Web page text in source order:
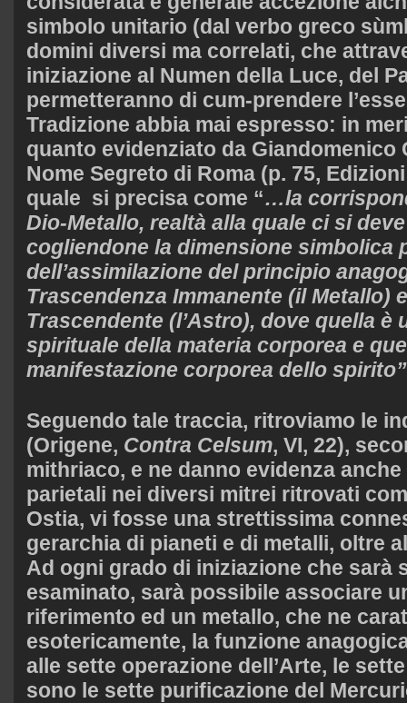
simbolo unitario (dal verbo greco
domini diversi ma correlati, che
iniziazione al Numen della Luce, del
permetteranno di cum-prendere
Tradizione abbia mai espresso: in
quanto evidenziato da Giandomenico
Nome Segreto di Roma (p. 75,
quale si precisa come “…la
Dio-Metallo, realtà alla quale ci si
cogliendone la dimensione simbolica
dell’assimilazione del principio
Trascendenza Immanente (il Metallo)
Trascendente (l’Astro), dove quella è
spirituale della materia corporea e
manifestazione corporea dello spirito”
Seguendo tale traccia, ritroviamo le
(Origene, Contra Celsum, VI, 22),
mithriaco, e ne danno evidenza
parietali nei diversi mitrei ritrovati
Ostia, vi fosse una strettissima
gerarchia di pianeti e di metalli, oltre
Ad ogni grado di iniziazione che sarà
esaminato, sarà possibile associare
riferimento ed un metallo, che ne
esotericamente, la funzione
alle sette operazione dell’Arte, le
sono le sette purificazione del